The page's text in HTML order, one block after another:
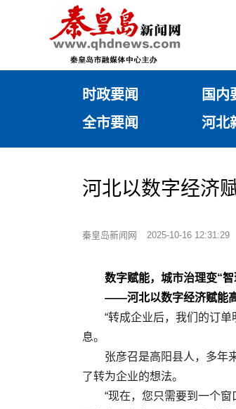
时政要闻 国内
全市要闻
河北
河北以数字经济
秦皇岛新闻网 2025-10-16 12:31:29
数字赋能，城市治理变“智
——河北以数字经济赋能高
“转成企业后，我们的订
息。
张彦召是高阳县人，多年
了转为企业的想法。
“现在，您只需要到一个